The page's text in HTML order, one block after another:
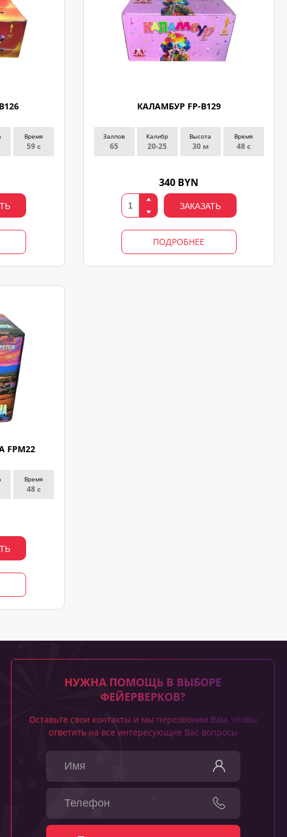
Время
59 с
КАЛАМБУР FP-B129
Залпов
65
Калибр
20-25
Высота
30 м
Время
48 с
340 BYN
ЗАКАЗАТЬ
ПОДРОБНЕЕ
Время
48 с
НУЖНА ПОМОЩЬ В ВЫБОРЕ
ФЕЙЕРВЕРКОВ?
Оставьте свои контакты и мы перезвоним Вам, чтобы
ответить на все интересующие Вас вопросы